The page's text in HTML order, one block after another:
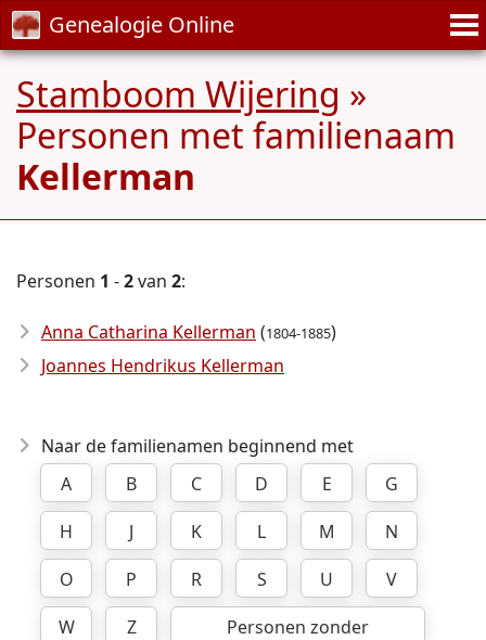
Genealogie Online
Stamboom Wijering »
Personen met familienaam
Kellerman
Personen 1 -2van 2:
Anna Catharina Kellerman (1804-1885)
Joannes Hendrikus Kellerman
Naar de familienamen beginnend met
A
B C D E
G
H
J K L M
N
O
P R S U
V
W
Z
Personen zonder